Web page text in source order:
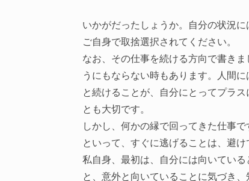
いかがだったしょうか。自分の状況
ご自身で取捨選択されてください。
なお、その仕事を続ける方向で書き
うにもならない時もあります。人間
と続けることが、自分にとってプラ
とも大切です。
しかし、何かの縁で回ってきた仕事
といって、すぐに逃げることは、避け
私自身、最初は、自分には向いてい
と、意外と向いていることに気づき